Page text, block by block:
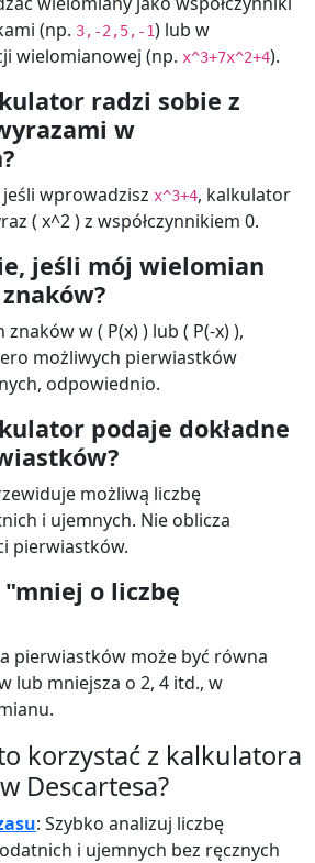
(np. 3,-2,5,-1) lub w
wielomianowej (np. x^3+7x^2+4).
radzi sobie z
w
jeśli wprowadzisz x^3+4, kalkulator
( x^2 ) z współczynnikiem 0.
jeśli mój wielomian
znaków w ( P(x) ) lub ( P(-x) ),
możliwych pierwiastków
odpowiednio.
podaje dokładne
możliwą liczbę
i ujemnych. Nie oblicza
pierwiastków.
"mniej o liczbę
pierwiastków może być równa
lub mniejsza o 2, 4 itd., w
korzystać z kalkulatora
Descartesa?
: Szybko analizuj liczbę
i ujemnych bez ręcznych